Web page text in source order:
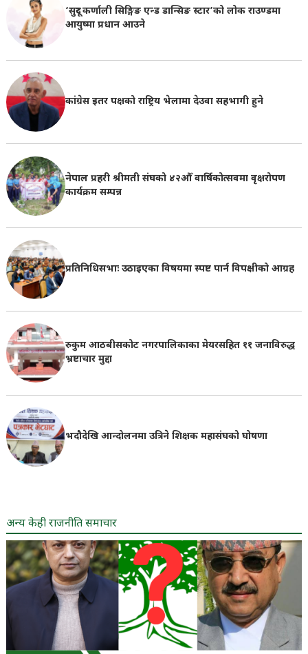
‘सुदूर कर्णाली सिङ्गिङ एन्ड डान्सिङ स्टार’को लोक राउण्डमा
आयुष्मा प्रधान आउने
कांग्रेस इतर पक्षको राष्ट्रिय भेलामा देउवा सहभागी हुने
नेपाल प्रहरी श्रीमती संघको ४२औँ वार्षिकोत्सवमा वृक्षरोपण
कार्यक्रम सम्पन्न
प्रतिनिधिसभाः उठाइएका विषयमा स्पष्ट पार्न विपक्षीको आग्रह
रुकुम आठबीसकोट नगरपालिकाका मेयरसहित ११ जनाविरुद्ध
भ्रष्टाचार मुद्दा
भदौदेखि आन्दोलनमा उत्रिने शिक्षक महासंघको घोषणा
अन्य केही राजनीति समाचार